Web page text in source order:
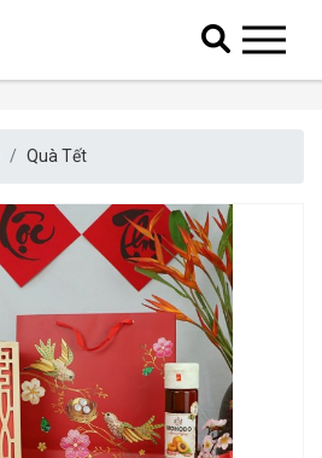
Quà Tết